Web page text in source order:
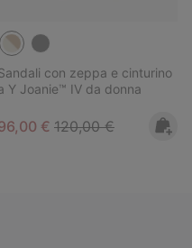
con zeppa e cinturino
Y Joanie™ IV da donna
price:
€ Regular price:
120,00 €